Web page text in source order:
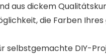
aus dickem
die Farben
selbstgemachte DIY-